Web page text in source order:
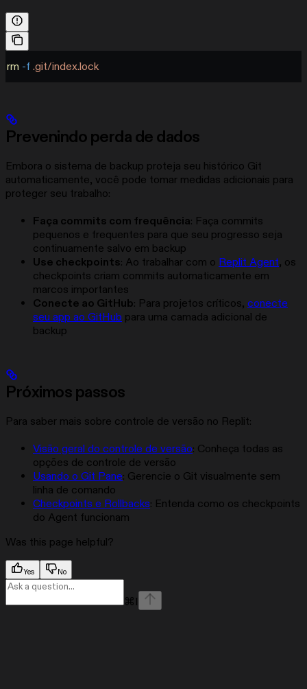
rm -f .git/index.lock
Prevenindo perda de dados
Embora o sistema de backup proteja seu histórico Git
automaticamente, você pode tomar medidas adicionais para
proteger seu trabalho:
Faça commits com frequência: Faça commits
pequenos e frequentes para que seu progresso seja
continuamente salvo em backup
Use checkpoints: Ao trabalhar com o Replit Agent, os
checkpoints criam commits automaticamente em
marcos importantes
Conecte ao GitHub: Para projetos críticos, conecte
seu app ao GitHub para uma camada adicional de
backup
Próximos passos
Para saber mais sobre controle de versão no Replit:
Visão geral do controle de versão: Conheça todas as
opções de controle de versão
Usando o Git Pane: Gerencie o Git visualmente sem
linha de comando
Checkpoints e Rollbacks: Entenda como os checkpoints
do Agent funcionam
Was this page helpful?
Yes No
⌘ I